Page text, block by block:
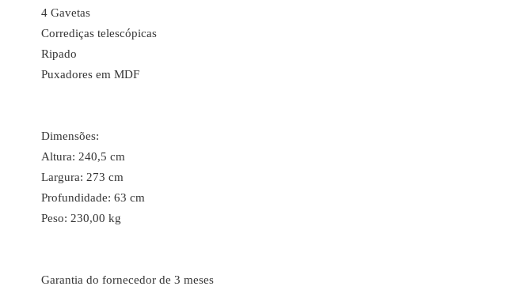
4 Gavetas
Corrediças telescópicas
Ripado
Puxadores em MDF
Dimensões:
Altura: 240,5 cm
Largura: 273 cm
Profundidade: 63 cm
Peso: 230,00 kg
Garantia do fornecedor de 3 meses